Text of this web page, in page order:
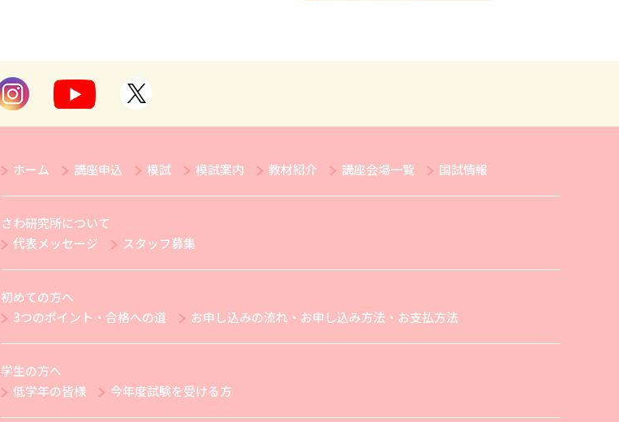
ホーム 講座申込 模試 模試案内 教材紹介 講座会場一覧 国試情報
さわ研究所について
代表メッセージ
スタッフ募集
初めての方へ
3つのポイント・合格への道
お申し込みの流れ・お申し込み方法・お支払方法
学生の方へ
低学年の皆様
今年度試験を受ける方